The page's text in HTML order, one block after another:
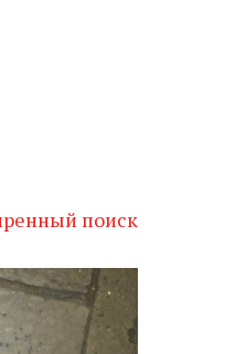
поиск